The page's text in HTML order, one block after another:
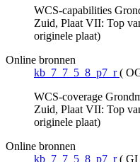
WCS-capabilities
Zuid, Plaat VII: Top
originele plaat)
Online bronnen
kb_7_7_5_8_p7_r (
WCS-coverage
Zuid, Plaat VII: Top
originele plaat)
Online bronnen
kb_7_7_5_8_p7_r (